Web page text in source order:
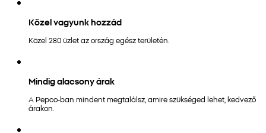
Közel vagyunk hozzád
Közel 280 üzlet az ország egész területén.
Mindig alacsony árak
A Pepco-ban mindent megtalálsz, amire szükséged lehet, kedvező
árakon.